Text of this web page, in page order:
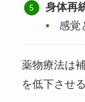
身体再
感覚
薬物療法は
を低下させ